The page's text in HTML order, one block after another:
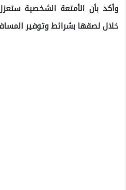
وأكد بأن الأمتعة الشخصية
خلال لصقها بشرائط وتوفير